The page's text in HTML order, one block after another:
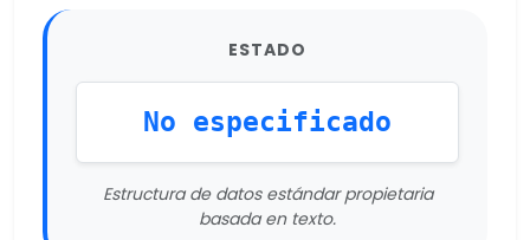
ESTADO
No especificado
Estructura de datos estándar propietaria
basada en texto.